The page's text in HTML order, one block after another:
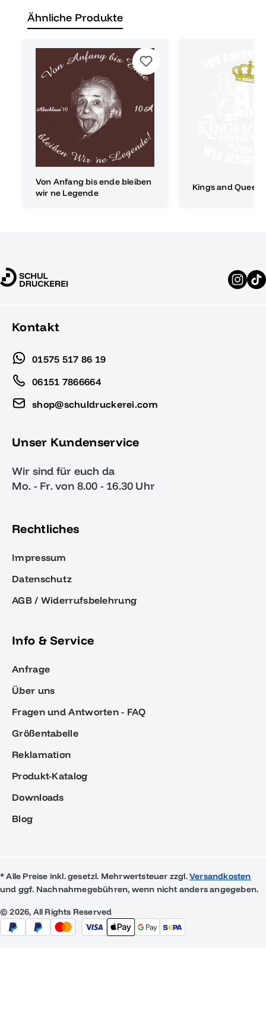
Ähnliche Produkte
Von Anfang bis ende bleiben
wir ne Legende
Kings and
Kontakt
01575 517 86 19
06151 7866664
shop@schuldruckerei.com
Unser Kundenservice
Wir sind für euch da
Mo. - Fr. von 8.00 - 16.30 Uhr
Rechtliches
Impressum
Datenschutz
AGB / Widerrufsbelehrung
Info & Service
Anfrage
Über uns
Fragen und Antworten - FAQ
Größentabelle
Reklamation
Produkt-Katalog
Downloads
Blog
* Alle Preise inkl. gesetzl. Mehrwertsteuer zzgl.Versandkosten
und ggf. Nachnahmegebühren, wenn nicht anders angegeben.
© 2026, All Rights Reserved